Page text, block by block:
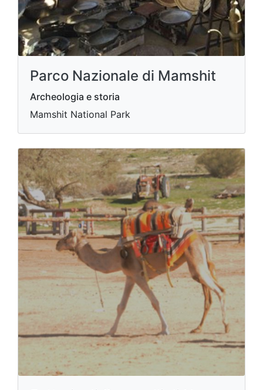
Parco Nazionale di Mamshit
Archeologia e storia
Mamshit National Park